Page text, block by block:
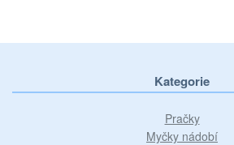
Kategorie
Pračky
Myčky nádobí